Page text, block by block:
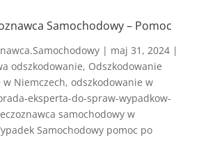
Samochodowy – Pomoc
| maj 31, 2024|
odszkodowanie, Odszkodowanie
Niemczech, odszkodowanie w
eksperta-do-spraw-wypadkow-
samochodowy w
Samochodowy pomoc po